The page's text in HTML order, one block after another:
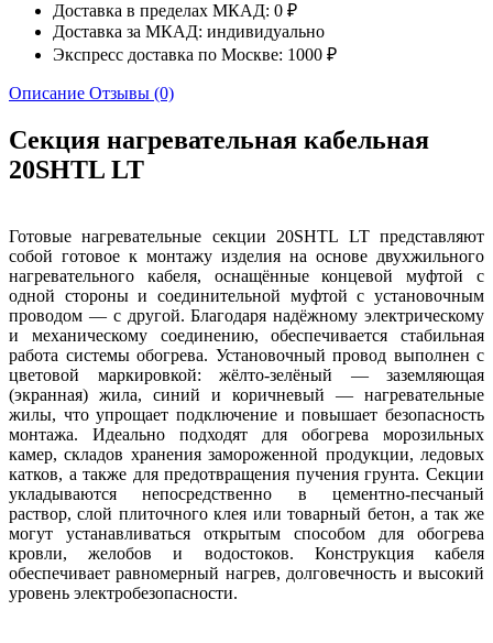
Доставка в пределах МКАД: 0 ₽
Доставка за МКАД: индивидуально
Экспресс доставка по Москве: 1000 ₽
Описание Отзывы (0)
Секция нагревательная кабельная
20SHTL LT
Готовые нагревательные секции 20SHTL LT представляют
собой готовое к монтажу изделия на основе двухжильного
нагревательного кабеля, оснащённые концевой муфтой с
одной стороны и соединительной муфтой с установочным
проводом — с другой. Благодаря надёжному электрическому
и механическому соединению, обеспечивается стабильная
работа системы обогрева. Установочный провод выполнен с
цветовой маркировкой: жёлто-зелёный — заземляющая
(экранная) жила, синий и коричневый — нагревательные
жилы, что упрощает подключение и повышает безопасность
монтажа. Идеально подходят для обогрева морозильных
камер, складов хранения замороженной продукции, ледовых
катков, а также для предотвращения пучения грунта. Секции
укладываются непосредственно в цементно-песчаный
раствор, слой плиточного клея или товарный бетон, а так же
могут устанавливаться открытым способом для обогрева
кровли, желобов и водостоков. Конструкция кабеля
обеспечивает равномерный нагрев, долговечность и высокий
уровень электробезопасности.